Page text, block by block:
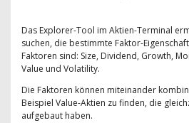
Das Explorer-Tool im Aktien-Terminal
suchen, die bestimmte Faktor-
Faktoren sind: Size, Dividend, Growth,
Value und Volatility.
Die Faktoren können miteinander
Beispiel Value-Aktien zu finden, die
aufgebaut haben.